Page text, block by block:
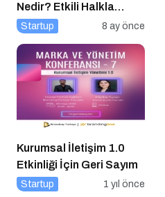
Nedir? Etkili Halkla
İlişkiler Yönetimi İçin 10
Startup 8 ay önce
Kurumsal İletişim 1.0
Etkinliği İçin Geri Sayım
Startup 1 yıl önce